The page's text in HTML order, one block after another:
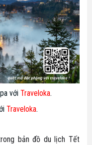
với Traveloka.
Traveloka.
bản đồ du lịch Tết